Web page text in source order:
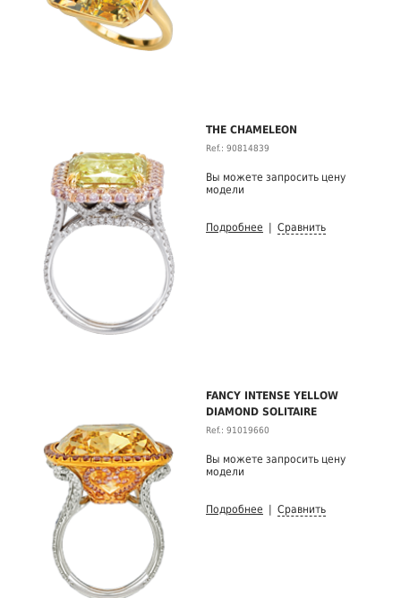
THE CHAMELEON
Ref.: 90814839
Вы можете запросить цену
модели
Подробнее Сравнить
FANCY INTENSE YELLOW
DIAMOND SOLITAIRE
Ref.: 91019660
Вы можете запросить цену
модели
Подробнее Сравнить